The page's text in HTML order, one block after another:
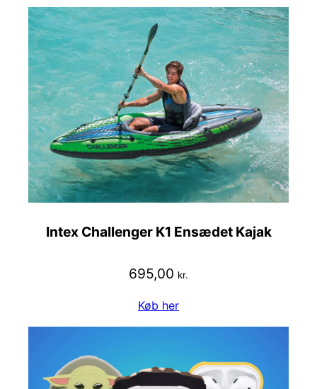
Intex Challenger K1 Ensædet Kajak
695,00 kr.
Køb her